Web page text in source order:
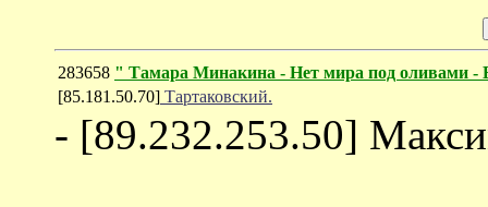
283658 " Тамара Минакина - Нет мира под оливами -
[85.181.50.70] Тартаковский.
- [89.232.253.50]